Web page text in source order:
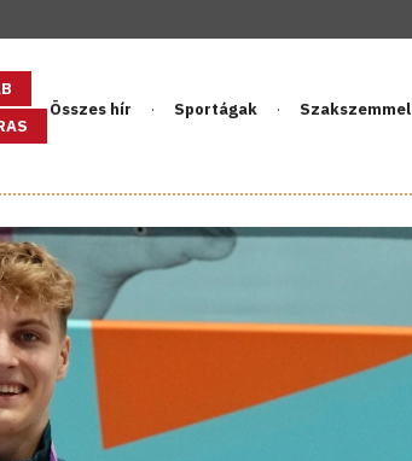
Összes hír Sportágak Szakszemmel